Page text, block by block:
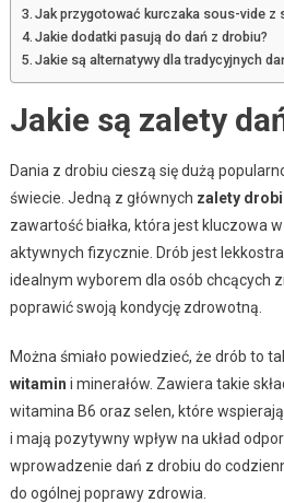
Jak przygotować kurczaka sous-vide z
Jakie dodatki pasują do dań z drobiu?
Jakie są alternatywy dla tradycyjnych
Jakie są zalety
Dania z drobiu cieszą się dużą
świecie. Jedną z głównych zalety
zawartość białka, która jest kluczowa
aktywnych fizycznie. Drób jest
idealnym wyborem dla osób chcących
poprawić swoją kondycję zdrowotną.
Można śmiało powiedzieć, że drób to
witamin i minerałów. Zawiera takie
witamina B6 oraz selen, które
i mają pozytywny wpływ na układ
wprowadzenie dań z drobiu do
do ogólnej poprawy zdrowia.